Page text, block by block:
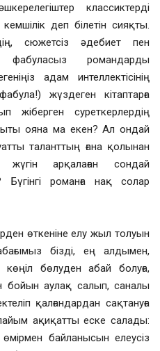
классиктерді
деп білетін сияқты.
сюжетсіз әдебиет пен
фабуласыз романдарды
адам интеллектісінің
жүздеген кітаптарға
жіберген суреткерлердің
ояна ма екен? Ал ондай
таланттың ғана қолынан
арқалаған сондай
романға нақ солар
өткеніне елу жыл толуын
бізді, ең алдымен,
көңіл бөлуден абай болуға,
бойын аулақ салып, саналы
қалғандардан сақтануға
ақиқатты еске салады:
байланысын елеусіз